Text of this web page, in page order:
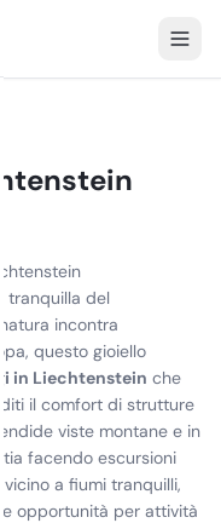
tranquilla del
natura incontra
questo gioiello
in Liechtenstein che
il comfort di strutture
viste montane e in
facendo escursioni
a fiumi tranquilli,
opportunità per attività